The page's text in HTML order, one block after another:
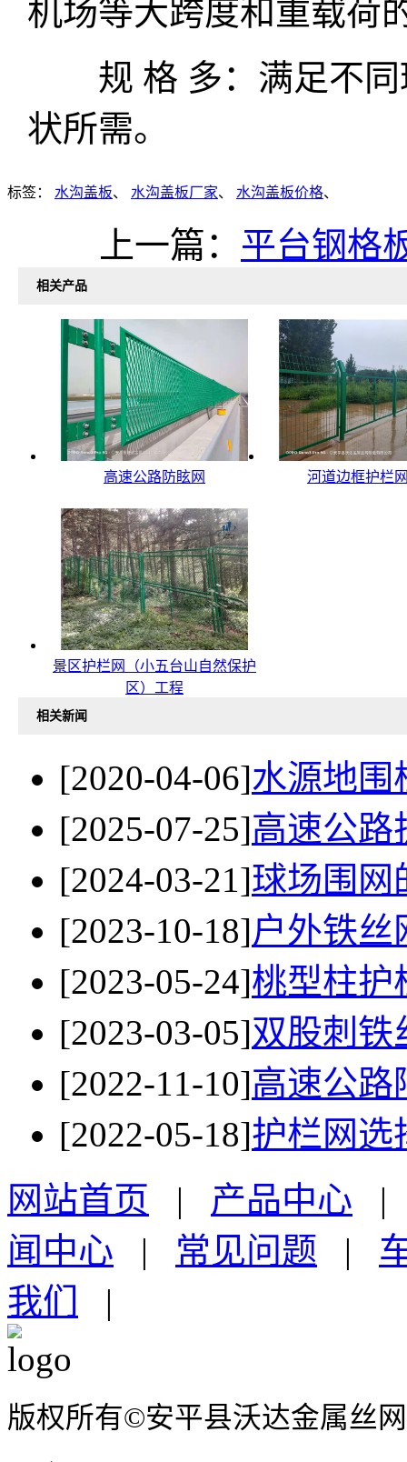
机场等大跨度和重载荷
规 格 多：满足不同
状所需。
标签： 水沟盖板、 水沟盖板厂家、 水沟盖板价格、
上一篇： 平台钢格
相关产品
高速公路防眩网 河道边框护栏
景区护栏网（小五台山自然保护
区）工程
相关新闻
[2020-04-06]水源地围
[2025-07-25]高速公路
[2024-03-21]球场围网
[2023-10-18]户外铁丝
[2023-05-24]桃型柱护
[2023-03-05]双股刺铁
[2022-11-10]高速公路
[2022-05-18]护栏网选
网站首页 | 产品中心
闻中心 | 常见问题 |
我们
|
版权所有©安平县沃达金属丝